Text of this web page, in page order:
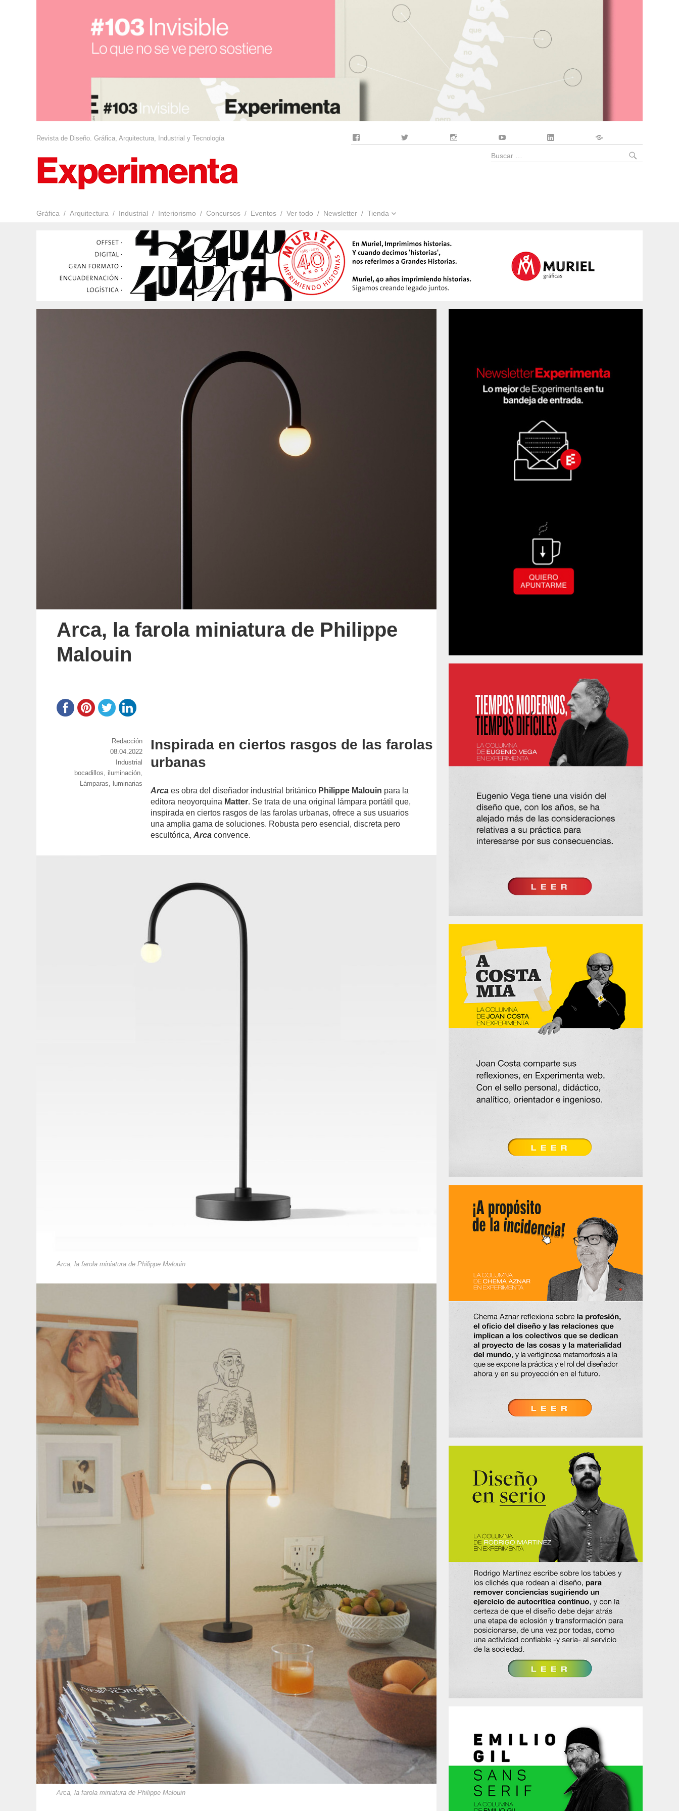
Revista de Diseño. Gráfica, Arquitectura, Industrial y Tecnología
Gráfica Arquitectura Industrial Interiorismo Concursos Eventos Ver todo Newsletter Tienda
Buscar
Arca, la farola miniatura de Philippe
Malouin
Inspirada en ciertos rasgos de las farolas
urbanas
Arca es obra del diseñador industrial británico Philippe Malouin para la
editora neoyorquina Matter. Se trata de una original lámpara portátil que,
inspirada en ciertos rasgos de las farolas urbanas, ofrece a sus usuarios
una amplia gama de soluciones. Robusta pero esencial, discreta pero
escultórica,Arca convence.
Arca, la farola miniatura de Philippe Malouin
Arca, la farola miniatura de Philippe Malouin
https://www.experimenta.es/author/redaccion/
Redacción
Publicado
08.04.2022
Categorías
Industrial
Etiquetas
bocadillos, iluminación,
Lámparas, luminarias